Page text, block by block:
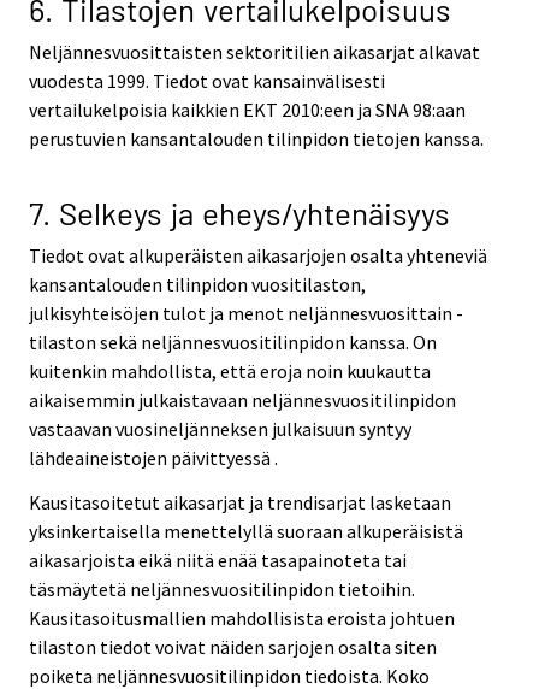
6. Tilastojen vertailukelpoisuus
Neljännesvuosittaisten sektoritilien aikasarjat alkavat
vuodesta 1999. Tiedot ovat kansainvälisesti
vertailukelpoisia kaikkien EKT 2010:een ja SNA 98:aan
perustuvien kansantalouden tilinpidon tietojen kanssa.
7. Selkeys ja eheys/yhtenäisyys
Tiedot ovat alkuperäisten aikasarjojen osalta yhteneviä
kansantalouden tilinpidon vuositilaston,
julkisyhteisöjen tulot ja menot neljännesvuosittain -
tilaston sekä neljännesvuositilinpidon kanssa. On
kuitenkin mahdollista, että eroja noin kuukautta
aikaisemmin julkaistavaan neljännesvuositilinpidon
vastaavan vuosineljänneksen julkaisuun syntyy
lähdeaineistojen päivittyessä .
Kausitasoitetut aikasarjat ja trendisarjat lasketaan
yksinkertaisella menettelyllä suoraan alkuperäisistä
aikasarjoista eikä niitä enää tasapainoteta tai
täsmäytetä neljännesvuositilinpidon tietoihin.
Kausitasoitusmallien mahdollisista eroista johtuen
tilaston tiedot voivat näiden sarjojen osalta siten
poiketa neljännesvuositilinpidon tiedoista. Koko